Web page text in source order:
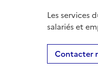
Les services
salariés et
Contacter